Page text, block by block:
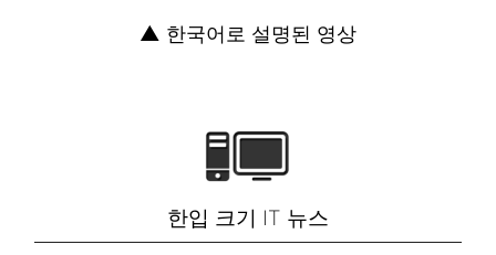
▲ 한국어로 설명된 영상
한입 크기 IT 뉴스